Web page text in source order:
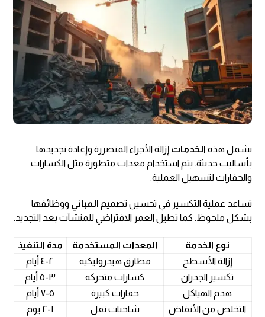
تشمل هذه الخدمات إزالة الأجزاء المتضررة وإعادة تجديدها
بأساليب حديثة. يتم استخدام معدات متطورة مثل الكسارات
والحفارات لتسهيل العملية.
تساعد عملية التكسير في تحسين تصميم المباني ووظائفها
بشكل ملحوظ. كما تطيل العمر الافتراضي للمنشآت بعد التجديد.
نوع الخدمة المعدات المستخدمة
مدة التنفيذ
إزالة الأسطح
مطارق هيدروليكية
٢-٤ أيام
تكسير الجدران
كسارات متحركة
٣-٥ أيام
هدم الهياكل
حفارات كبيرة
٥-٧ أيام
التخلص من الأنقاض
شاحنات نقل ١-٢ يوم